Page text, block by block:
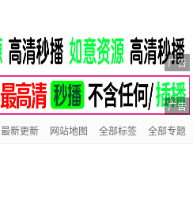
广告
广告
最新更新 网站地图 全部标签 全部专题